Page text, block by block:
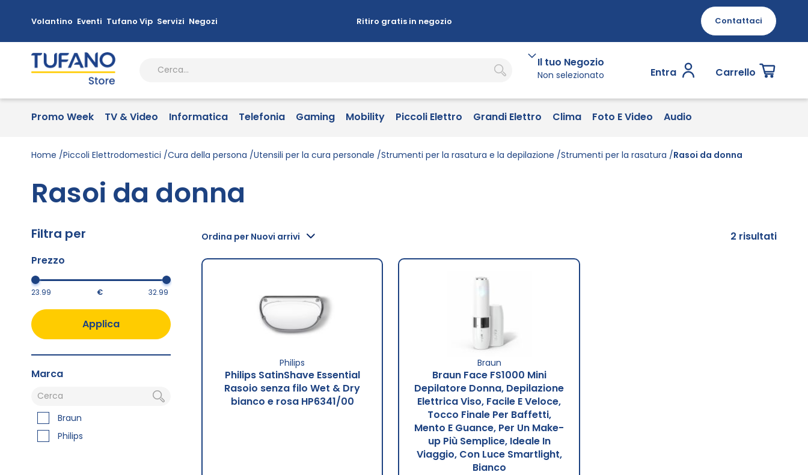
Volantino Eventi Tufano Vip Servizi Negozi Ritiro gratis in negozio Contattaci
Il tuo Negozio
Non selezionato Entra Carrello
Promo Week TV & Video Informatica Telefonia Gaming Mobility Piccoli Elettro Grandi Elettro Clima Foto E Video Audio
Home Piccoli Elettrodomestici Cura della persona Utensili per la cura personale Strumenti per la rasatura e la depilazione Strumenti per la rasatura Rasoi da donna
Rasoi da donna
Ordina per Nuovi arrivi 2 risultati
Philips
Philips SatinShave Essential
Rasoio senza filo Wet & Dry
bianco e rosa HP6341/00
Braun
Braun Face FS1000 Mini
Depilatore Donna, Depilazione
Elettrica Viso, Facile E Veloce,
Tocco Finale Per Baffetti,
Mento E Guance, Per Un Make-
up Più Semplice, Ideale In
Viaggio, Con Luce Smartlight,
Bianco
Filtra per
Prezzo
€
Applica
Marca
Braun
Philips